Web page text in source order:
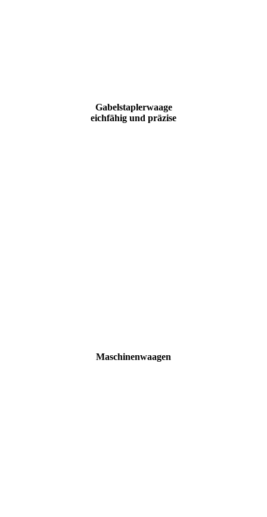
Gabelstaplerwaage
eichfähig und präzise
Maschinenwaagen